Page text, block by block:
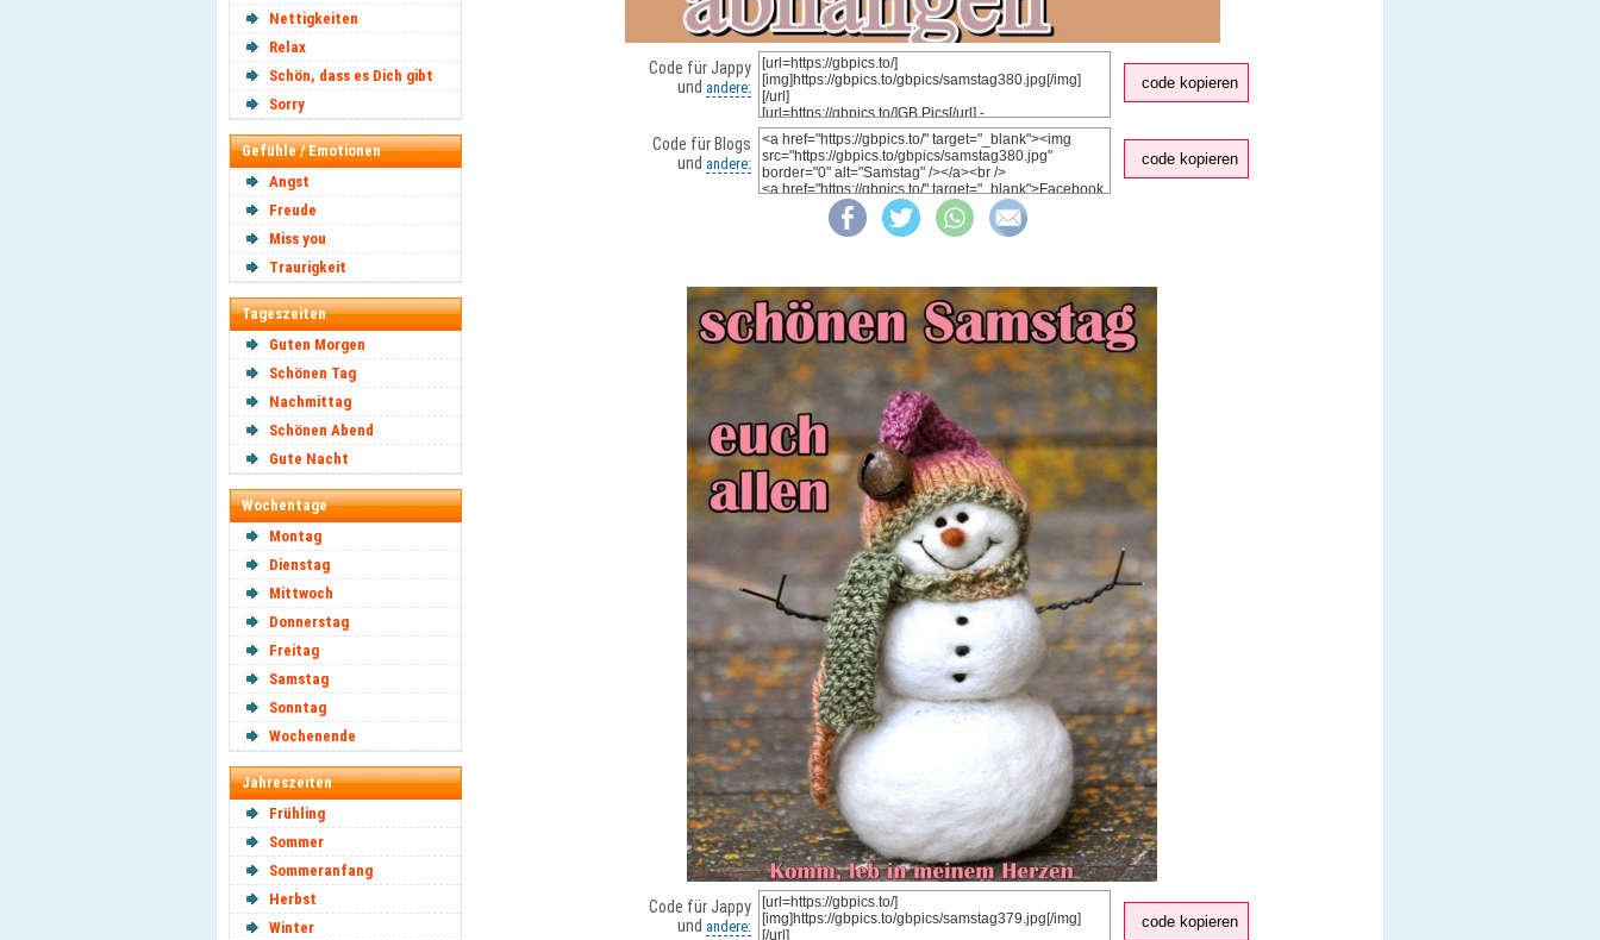
Nettigkeiten
Relax
Schön, dass es Dich gibt
Sorry
Gefühle / Emotionen
Angst
Freude
Miss you
Traurigkeit
Tageszeiten
Guten Morgen
Schönen Tag
Nachmittag
Schönen Abend
Gute Nacht
Wochentage
Montag
Dienstag
Mittwoch
Donnerstag
Freitag
Samstag
Sonntag
Wochenende
Jahreszeiten
Frühling
Sommer
Sommeranfang
Herbst
Winter
Code für Jappy
und andere: code kopieren
Code für Blogs
und andere: code kopieren
Code für Jappy
und andere: code kopieren